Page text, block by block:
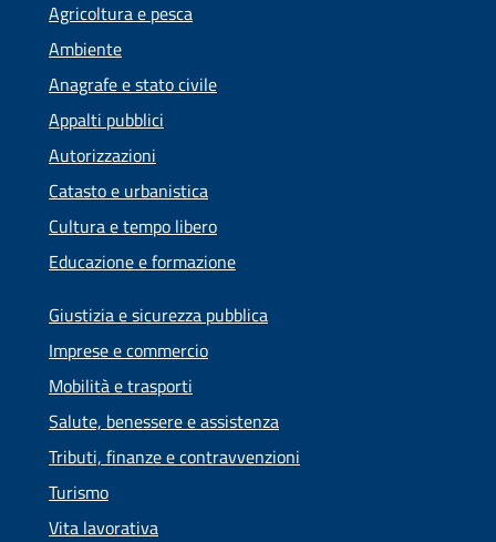
Agricoltura e pesca
Ambiente
Anagrafe e stato civile
Appalti pubblici
Autorizzazioni
Catasto e urbanistica
Cultura e tempo libero
Educazione e formazione
Giustizia e sicurezza pubblica
Imprese e commercio
Mobilità e trasporti
Salute, benessere e assistenza
Tributi, finanze e contravvenzioni
Turismo
Vita lavorativa